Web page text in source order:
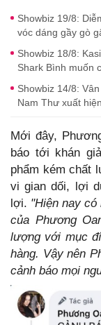
Showbiz 19/8:
vóc dáng gầy gò
Showbiz 18/8:
Shark Bình muốn
Showbiz 14/8:
Nam Thư xuất
Mới đây,
báo tới khán
phẩm kém chất
vi gian dối, lợi
lợi. "Hiện nay
của Phương
lượng với mục
hàng. Vậy nên
cảnh báo mọi